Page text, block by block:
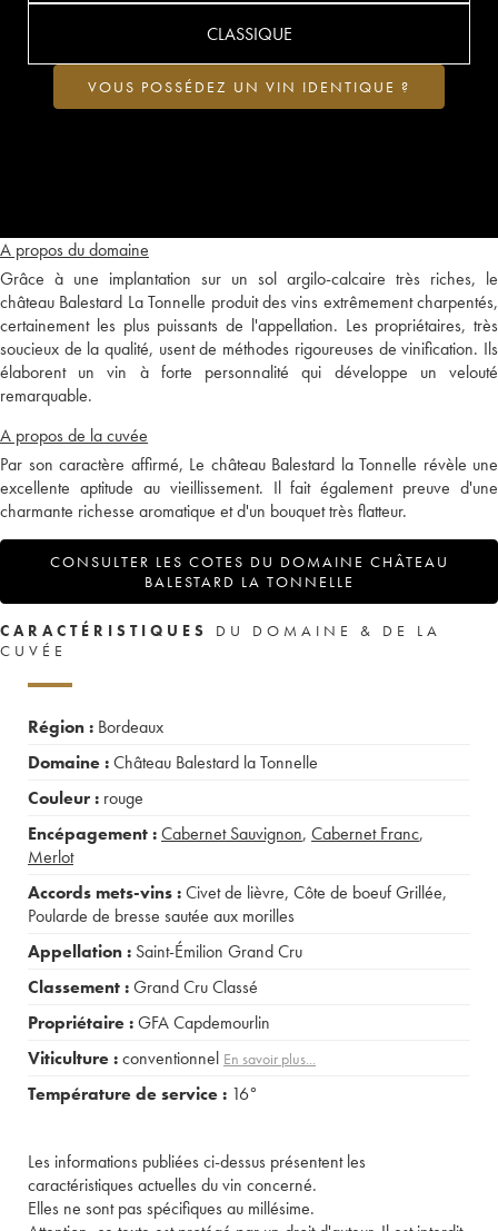
A propos du domaine
Grâce à une implantation sur un sol argilo-calcaire très riches, le
château Balestard La Tonnelle produit des vins extrêmement charpentés,
certainement les plus puissants de l'appellation. Les propriétaires, très
soucieux de la qualité, usent de méthodes rigoureuses de vinification. Ils
élaborent un vin à forte personnalité qui développe un velouté
remarquable.
A propos de la cuvée
Par son caractère affirmé, Le château Balestard la Tonnelle révèle une
excellente aptitude au vieillissement. Il fait également preuve d'une
charmante richesse aromatique et d'un bouquet très flatteur.
CONSULTER LES COTES DU DOMAINE CHÂTEAU
BALESTARD LA TONNELLE
CLASSIQUE
VOUS POSSÉDEZ UN VIN IDENTIQUE ?
CARACTÉRISTIQUES
DU DOMAINE & DE LA
CUVÉE
Région : Bordeaux
Domaine :Château Balestard la Tonnelle
Couleur : rouge
Encépagement :Cabernet Sauvignon, Cabernet Franc,
Merlot
Accords mets-vins :Civet de lièvre, Côte de boeuf Grillée,
Poularde de bresse sautée aux morilles
Appellation : Saint-Émilion Grand Cru
Classement :Grand Cru Classé
Propriétaire :GFA Capdemourlin
Viticulture :conventionnel En savoir plus...
Température de service : 16°
Les informations publiées ci-dessus présentent les
caractéristiques actuelles du vin concerné.
Elles ne sont pas spécifiques au millésime.